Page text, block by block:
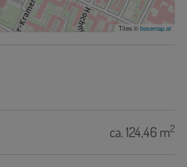
Tiles ©basemap.at
ca. 124,46 m2